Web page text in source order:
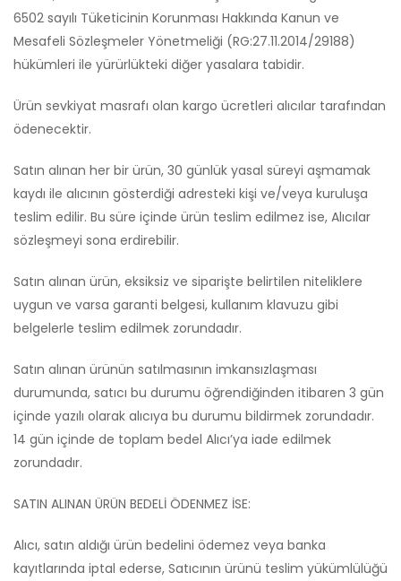
6502 sayılı Tüketicinin Korunması Hakkında Kanun ve
Mesafeli Sözleşmeler Yönetmeliği (RG:27.11.2014/29188)
hükümleri ile yürürlükteki diğer yasalara tabidir.
Ürün sevkiyat masrafı olan kargo ücretleri alıcılar tarafından
ödenecektir.
Satın alınan her bir ürün, 30 günlük yasal süreyi aşmamak
kaydı ile alıcının gösterdiği adresteki kişi ve/veya kuruluşa
teslim edilir. Bu süre içinde ürün teslim edilmez ise, Alıcılar
sözleşmeyi sona erdirebilir.
Satın alınan ürün, eksiksiz ve siparişte belirtilen niteliklere
uygun ve varsa garanti belgesi, kullanım klavuzu gibi
belgelerle teslim edilmek zorundadır.
Satın alınan ürünün satılmasının imkansızlaşması
durumunda, satıcı bu durumu öğrendiğinden itibaren 3 gün
içinde yazılı olarak alıcıya bu durumu bildirmek zorundadır.
14 gün içinde de toplam bedel Alıcı’ya iade edilmek
zorundadır.
SATIN ALINAN ÜRÜN BEDELİ ÖDENMEZ İSE:
Alıcı, satın aldığı ürün bedelini ödemez veya banka
kayıtlarında iptal ederse, Satıcının ürünü teslim yükümlülüğü